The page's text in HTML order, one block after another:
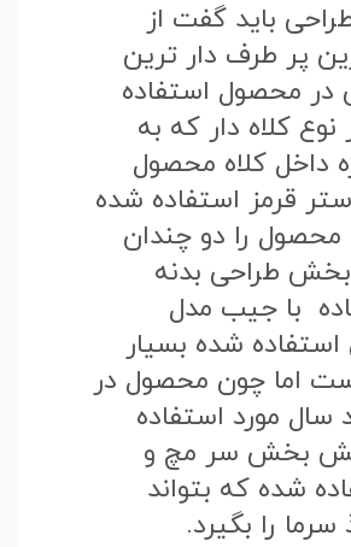
باید گفت از
پر طرف دار ترین
در محصول استفاده
کلاه دار که به
داخل کلاه محصول
قرمز استفاده شده
محصول را دو چندان
طراحی بدنه
با جیب مدل
استفاده شده بسیار
اما چون محصول در
مورد استفاده
بخش سر مچ و
شده که بتواند
را بگیرد.